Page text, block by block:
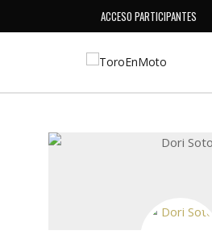
ACCESO PARTICIPANTES